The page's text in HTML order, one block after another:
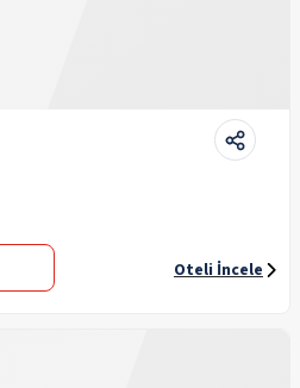
Oteli İncele